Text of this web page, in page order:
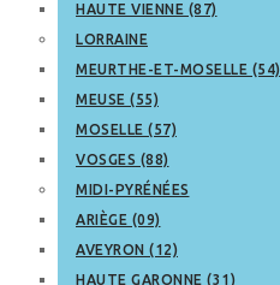
HAUTE VIENNE (87)
LORRAINE
MEURTHE-ET-MOSELLE (54)
MEUSE (55)
MOSELLE (57)
VOSGES (88)
MIDI-PYRÉNÉES
ARIÈGE (09)
AVEYRON (12)
HAUTE GARONNE (31)